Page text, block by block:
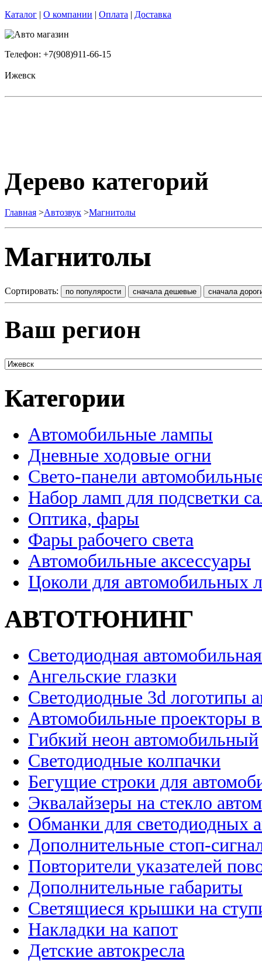
Каталог | О компании | Оплата | Доставка
Телефон: +7(908)911-66-15
Ижевск
Дерево категорий
Главная >Автозвук >Магнитолы
Магнитолы
Сортировать:
Ваш регион
Категории
Автомобильные лампы
Дневные ходовые огни
Свето-панели
Набор ламп для подсветки
Оптика, фары
Фары рабочего света
Автомобильные аксессуары
Цоколи для автомобильных
АВТОТЮНИНГ
Светодиодная
Ангельские глазки
Светодиодные 3d логотипы
Автомобильные проекторы
Гибкий неон автомобильный
Светодиодные колпачки
Бегущие строки для
Эквалайзеры на стекло
Обманки для светодиодных
Дополнительные стоп-
Повторители указателей
Дополнительные габариты
Светящиеся крышки на
Накладки на капот
Детские автокресла